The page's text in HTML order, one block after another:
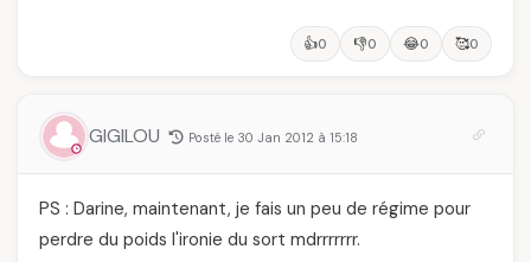
👍0 👎0 😂0 🥰0
GIGILOU Posté le 30 Jan 2012 à 15:18
PS : Darine, maintenant, je fais un peu de régime pour
perdre du poids l'ironie du sort mdrrrrrrr.